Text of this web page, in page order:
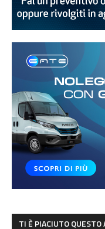
TI È PIACIUTO